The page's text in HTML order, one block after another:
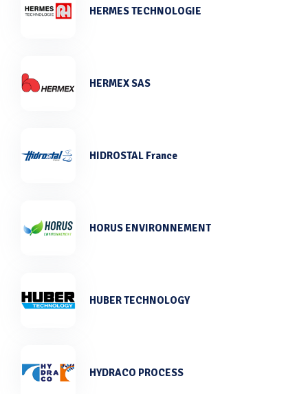
HERMES TECHNOLOGIE
HERMEX SAS
HIDROSTAL France
HORUS ENVIRONNEMENT
HUBER TECHNOLOGY
HYDRACO PROCESS